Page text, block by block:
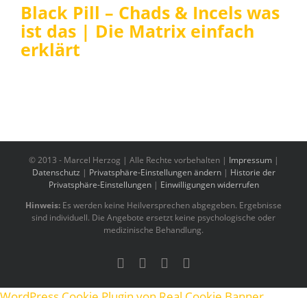
Black Pill – Chads & Incels was
ist das | Die Matrix einfach
erklärt
© 2013 - Marcel Herzog | Alle Rechte vorbehalten | Impressum|
Datenschutz | Privatsphäre-Einstellungen ändern| Historie der
Privatsphäre-Einstellungen| Einwilligungen widerrufen
Hinweis: Es werden keine Heilversprechen abgegeben. Ergebnisse
sind individuell. Die Angebote ersetzt keine psychologische oder
medizinische Behandlung.
YouTubeBenutzerdefiniert
Instagram